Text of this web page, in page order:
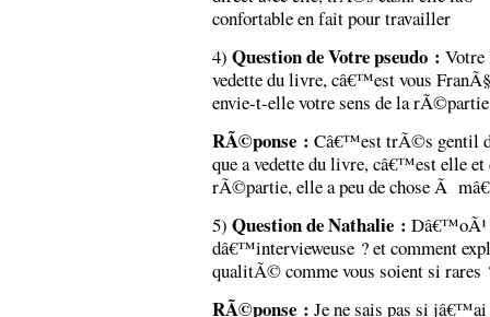
confortable en fait pour travailler
4) Question de Votre pseudo :
vedette du livre, câ€™est vous
envie-t-elle votre sens de la
RÃ©ponse : Câ€™est trÃ©s gentil
que a vedette du livre, câ€™est elle et
rÃ©partie, elle a peu de chose Ã
5) Question de Nathalie : Dâ€™oÃ¹
dâ€™intervieweuse ? et comment
qualitÃ© comme vous soient si rares
RÃ©ponse : Je ne sais pas si